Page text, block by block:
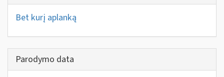
Bet kurį aplanką
Parodymo data